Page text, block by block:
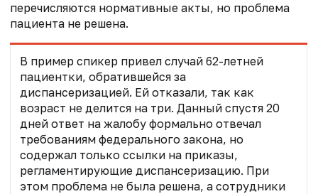
перечисляются нормативные акты, но проблема
пациента не решена.
В пример спикер привел случай 62-летней
пациентки, обратившейся за
диспансеризацией. Ей отказали, так как
возраст не делится на три. Данный спустя 20
дней ответ на жалобу формально отвечал
требованиям федерального закона, но
содержал только ссылки на приказы,
регламентирующие диспансеризацию. При
этом проблема не была решена, а сотрудники